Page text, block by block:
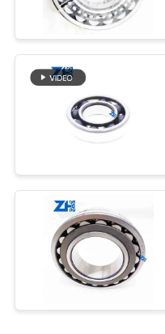
MAPA
DEL
SITIO
POLÍTICA
PRIVACIDAD